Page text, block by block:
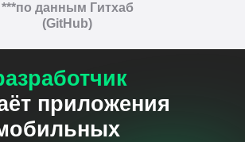
***по данным Гитхаб
(GitHub)
приложения